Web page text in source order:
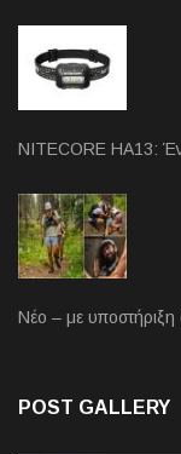
NITECORE HA13:
Νέο – με
POST GALLERY